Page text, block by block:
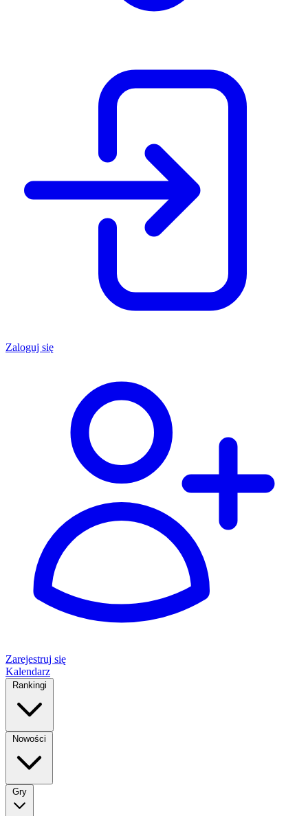
Zaloguj się
Zarejestruj się
Kalendarz
Rankingi
Nowości
Gry